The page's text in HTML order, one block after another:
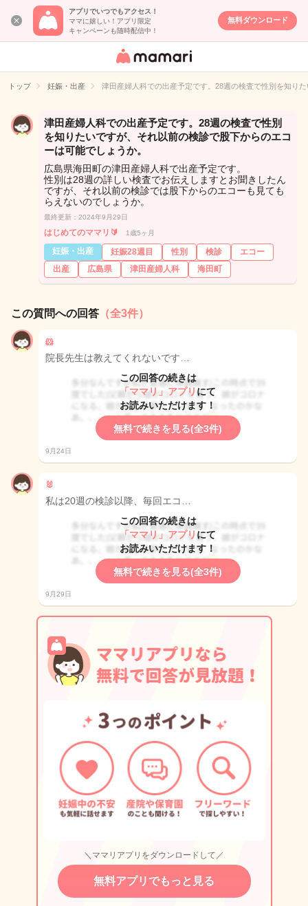
アプリでいつでもアクセス！
ママに嬉しい！アプリ限定
キャンペーンも随時配信中！
無料ダウンロード
女性専用匿名QA
イト
トップ 妊娠・出産 津田産婦人科での出産予定です。28週の検査で性別を知り
津田産婦人科での出産予定です。28週の検査で性別
を知りたいですが、それ以前の検診で股下からのエコ
ーは可能でしょうか。
広島県海田町の津田産婦人科で出産予定です。
性別は28週の詳しい検査でお伝えしますとお聞きしたん
ですが、それ以前の検診では股下からのエコーも見ても
らえないのでしょうか。
最終更新：2024年9月29日
はじめてのママリ🔰 1歳5ヶ月
妊娠・出産 妊娠28週目 性別 検診
エコー
出産
広島県 津田産婦人科 海田町
この質問への回答 （全3件）
🐹
院長先生は教えてくれないです…
この回答の続きは
「ママリ」アプリ にて
お読みいただけます！
無料で続きを見る(全3件)
9月24日
🐰
私は20週の検診以降、毎回エコ…
この回答の続きは
「ママリ」アプリ にて
お読みいただけます！
無料で続きを見る(全3件)
9月29日
＼ママリアプリをダウンロードして／
無料アプリでもっと見る